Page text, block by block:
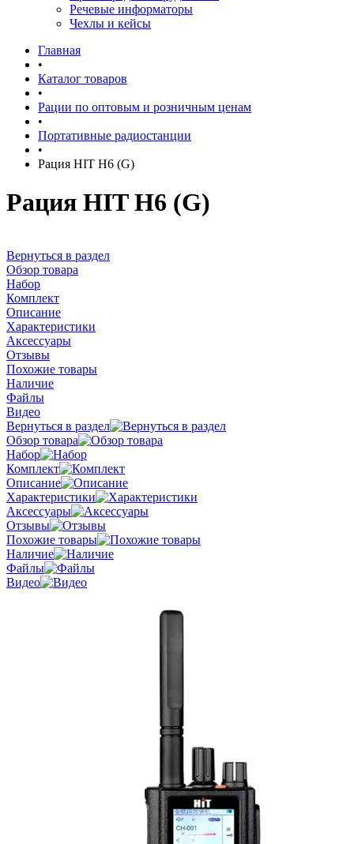
Речевые информаторы
Чехлы и кейсы
Главная
•
Каталог товаров
•
Рации по оптовым и розничным ценам
•
Портативные радиостанции
•
Рация HIT H6 (G)
Рация HIT H6 (G)
Вернуться в раздел
Обзор товара
Набор
Комплект
Описание
Характеристики
Аксессуары
Отзывы
Похожие товары
Наличие
Файлы
Видео
Вернуться в раздел
Обзор товара
Набор
Комплект
Описание
Характеристики
Аксессуары
Отзывы
Похожие товары
Наличие
Файлы
Видео